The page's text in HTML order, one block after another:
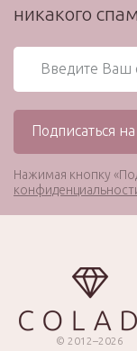
никакого
Нажимая кнопку
© 2012–2026